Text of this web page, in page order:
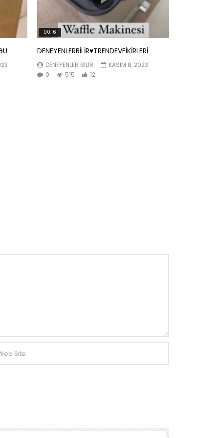
00:16
DENEYENLERBİLİR♥️TRENDEVFİKİRLERİ
DENEYENLER BILIR
KASIM 8, 2023
0
515 12